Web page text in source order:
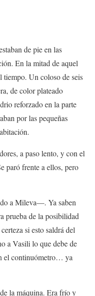
de pie en las
En la mitad de aquel
tiempo. Un coloso de seis
de color plateado
reforzado en la parte
por las pequeñas
a paso lento, y con el
paró frente a ellos, pero
a Mileva—. Ya saben
prueba de la posibilidad
si esto saldrá del
a Vasili lo que debe de
el continuómetro… ya
la máquina. Era frío y